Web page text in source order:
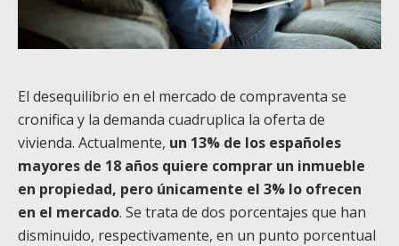
El desequilibrio en el mercado de compraventa se
cronifica y la demanda cuadruplica la oferta de
vivienda. Actualmente, un 13% de los españoles
mayores de 18 años quiere comprar un inmueble
en propiedad, pero únicamente el 3% lo ofrecen
en el mercado. Se trata de dos porcentajes que han
disminuido, respectivamente, en un punto porcentual